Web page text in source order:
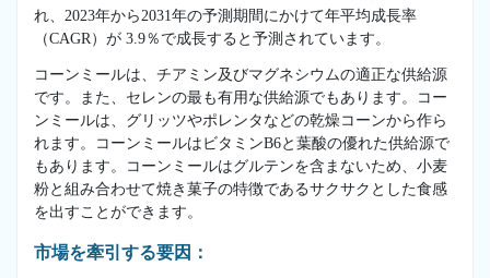
れ、2023年から2031年の予測期間にかけて年平均成長率
（CAGR）が 3.9％で成長すると予測されています。
コーンミールは、チアミン及びマグネシウムの適正な供給源
です。また、セレンの最も有用な供給源でもあります。コー
ンミールは、グリッツやポレンタなどの乾燥コーンから作ら
れます。コーンミールはビタミンB6と葉酸の優れた供給源で
もあります。コーンミールはグルテンを含まないため、小麦
粉と組み合わせて焼き菓子の特徴であるサクサクとした食感
を出すことができます。
市場を牽引する要因：